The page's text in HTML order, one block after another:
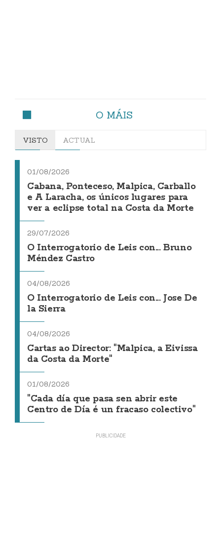
O MÁIS
VISTO ACTUAL
01/08/2026
Cabana, Ponteceso, Malpica, Carballo
e A Laracha, os únicos lugares para
ver a eclipse total na Costa da Morte
29/07/2026
O Interrogatorio de Leis con... Bruno
Méndez Castro
04/08/2026
O Interrogatorio de Leis con... Jose De
la Sierra
04/08/2026
Cartas ao Director: "Malpica, a Eivissa
da Costa da Morte"
01/08/2026
"Cada día que pasa sen abrir este
Centro de Día é un fracaso colectivo"